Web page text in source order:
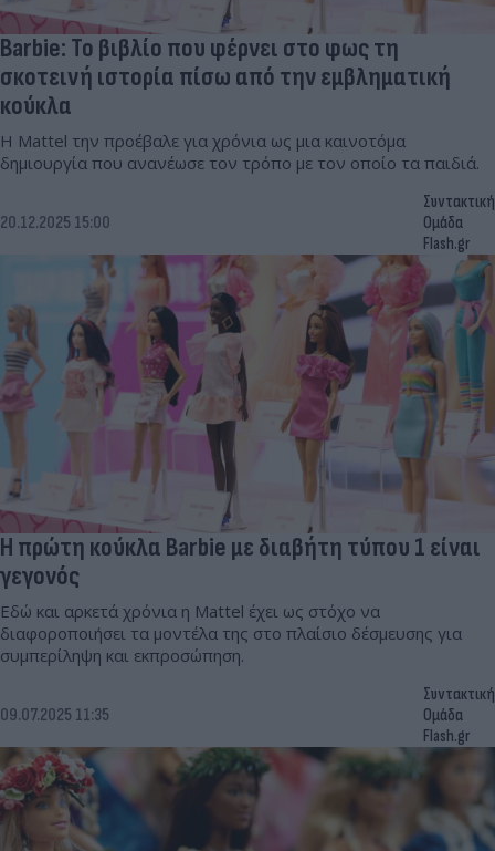
Barbie: Το βιβλίο που φέρνει στο φως τη
σκοτεινή ιστορία πίσω από την εμβληματική
κούκλα
Η Mattel την προέβαλε για χρόνια ως μια καινοτόμα
δημιουργία που ανανέωσε τον τρόπο με τον οποίο τα παιδιά.
20.12.2025 15:00
Συντακτική
Ομάδα
Flash.gr
Η πρώτη κούκλα Barbie με διαβήτη τύπου 1 είναι
γεγονός
Εδώ και αρκετά χρόνια η Mattel έχει ως στόχο να
διαφοροποιήσει τα μοντέλα της στο πλαίσιο δέσμευσης για
συμπερίληψη και εκπροσώπηση.
09.07.2025 11:35
Συντακτική
Ομάδα
Flash.gr